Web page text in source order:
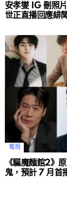
安孝燮 IG 刪照
世正直播回應緋
電視
《驅魔麵館2》
鬼，預計 7 月首